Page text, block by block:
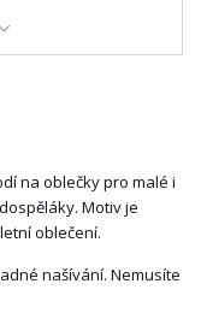
na oblečky pro malé i
Motiv je
oblečení.
našívání. Nemusíte